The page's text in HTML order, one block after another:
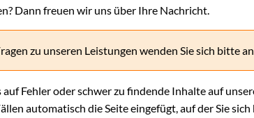
Dann freuen wir uns über Ihre Nachricht.
zu unseren Leistungen wenden Sie sich bitte
auf Fehler oder schwer zu findende Inhalte auf
automatisch die Seite eingefügt, auf der Sie